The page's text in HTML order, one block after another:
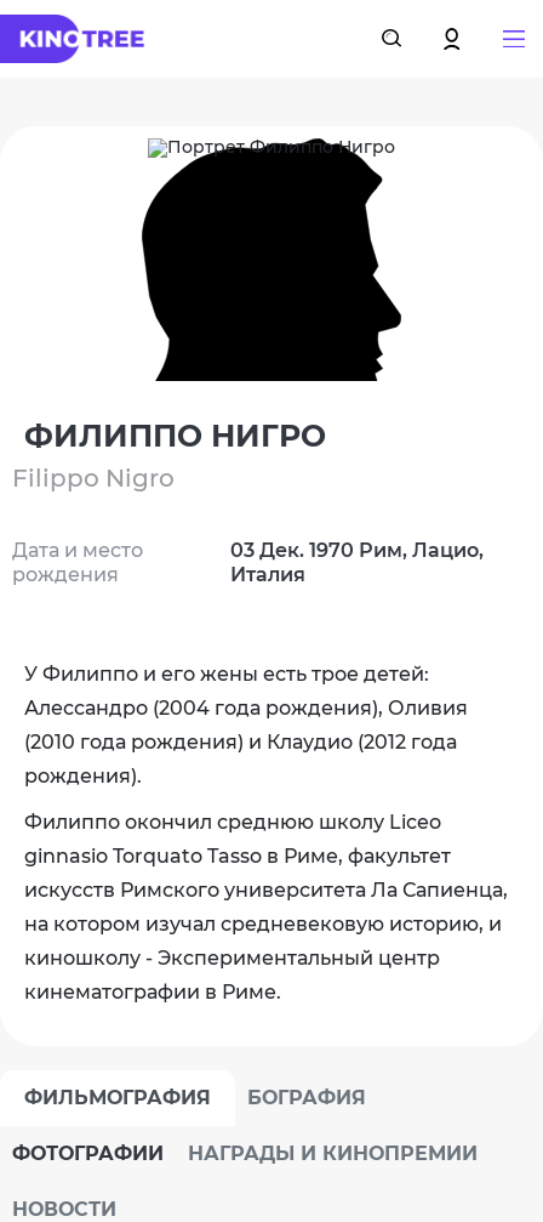
ФИЛИППО НИГРО
Filippo Nigro
Дата и место
рождения
03 Дек. 1970 Рим, Лацио,
Италия
У Филиппо и его жены есть трое детей:
Алессандро (2004 года рождения), Оливия
(2010 года рождения) и Клаудио (2012 года
рождения).
Филиппо окончил среднюю школу Liceo
ginnasio Torquato Tasso в Риме, факультет
искусств Римского университета Ла Сапиенца,
на котором изучал средневековую историю, и
киношколу - Экспериментальный центр
кинематографии в Риме.
ФИЛЬМОГРАФИЯ БОГРАФИЯ
ФОТОГРАФИИ НАГРАДЫ И КИНОПРЕМИИ
НОВОСТИ